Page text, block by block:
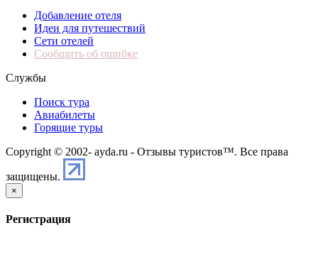
Добавление отеля
Идеи для путешествий
Сети отелей
Сообщить об ошибке
Службы
Поиск тура
Авиабилеты
Горящие туры
Copyright © 2002- ayda.ru - Отзывы туристов™. Все права
защищены.
×
Регистрация